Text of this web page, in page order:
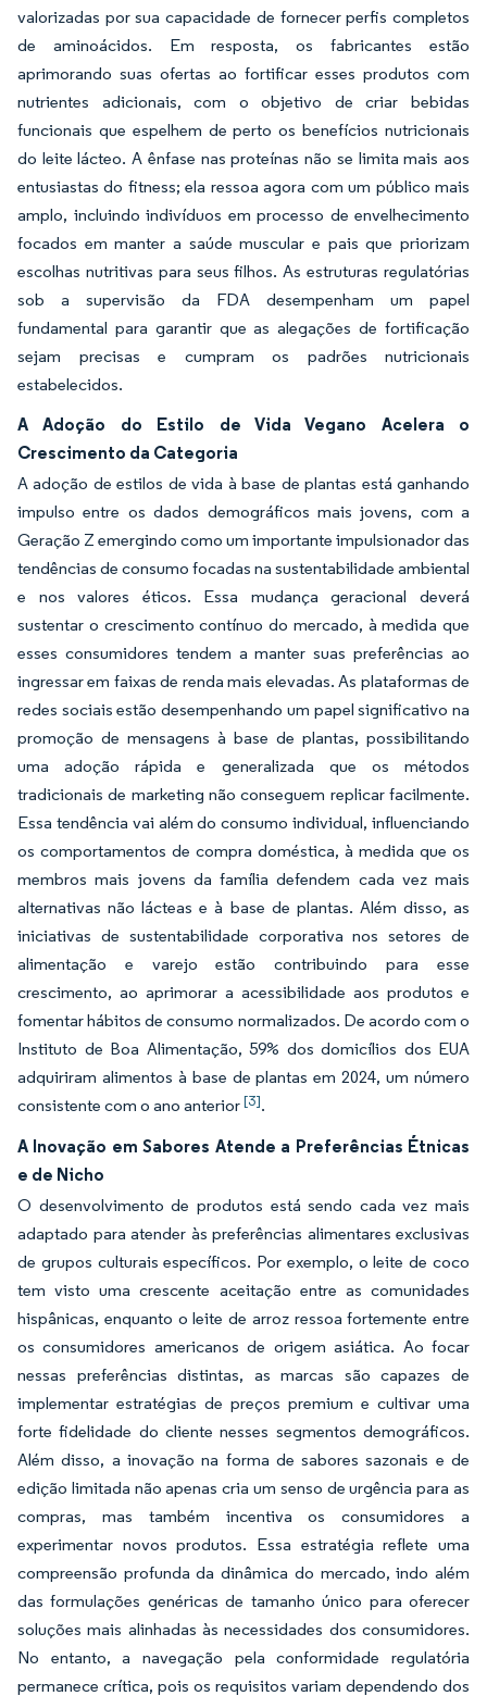
valorizadas por sua capacidade de fornecer perfis completos
de aminoácidos. Em resposta, os fabricantes estão
aprimorando suas ofertas ao fortificar esses produtos com
nutrientes adicionais, com o objetivo de criar bebidas
funcionais que espelhem de perto os benefícios nutricionais
do leite lácteo. A ênfase nas proteínas não se limita mais aos
entusiastas do fitness; ela ressoa agora com um público mais
amplo, incluindo indivíduos em processo de envelhecimento
focados em manter a saúde muscular e pais que priorizam
escolhas nutritivas para seus filhos. As estruturas regulatórias
sob a supervisão da FDA desempenham um papel
fundamental para garantir que as alegações de fortificação
sejam precisas e cumpram os padrões nutricionais
estabelecidos.
A Adoção do Estilo de Vida Vegano Acelera o
Crescimento da Categoria
A adoção de estilos de vida à base de plantas está ganhando
impulso entre os dados demográficos mais jovens, com a
Geração Z emergindo como um importante impulsionador das
tendências de consumo focadas na sustentabilidade ambiental
e nos valores éticos. Essa mudança geracional deverá
sustentar o crescimento contínuo do mercado, à medida que
esses consumidores tendem a manter suas preferências ao
ingressar em faixas de renda mais elevadas. As plataformas de
redes sociais estão desempenhando um papel significativo na
promoção de mensagens à base de plantas, possibilitando
uma adoção rápida e generalizada que os métodos
tradicionais de marketing não conseguem replicar facilmente.
Essa tendência vai além do consumo individual, influenciando
os comportamentos de compra doméstica, à medida que os
membros mais jovens da família defendem cada vez mais
alternativas não lácteas e à base de plantas. Além disso, as
iniciativas de sustentabilidade corporativa nos setores de
alimentação e varejo estão contribuindo para esse
crescimento, ao aprimorar a acessibilidade aos produtos e
fomentar hábitos de consumo normalizados. De acordo com o
Instituto de Boa Alimentação, 59% dos domicílios dos EUA
adquiriram alimentos à base de plantas em 2024, um número
consistente com o ano anterior[3].
A Inovação em Sabores Atende a Preferências Étnicas
e de Nicho
O desenvolvimento de produtos está sendo cada vez mais
adaptado para atender às preferências alimentares exclusivas
de grupos culturais específicos. Por exemplo, o leite de coco
tem visto uma crescente aceitação entre as comunidades
hispânicas, enquanto o leite de arroz ressoa fortemente entre
os consumidores americanos de origem asiática. Ao focar
nessas preferências distintas, as marcas são capazes de
implementar estratégias de preços premium e cultivar uma
forte fidelidade do cliente nesses segmentos demográficos.
Além disso, a inovação na forma de sabores sazonais e de
edição limitada não apenas cria um senso de urgência para as
compras, mas também incentiva os consumidores a
experimentar novos produtos. Essa estratégia reflete uma
compreensão profunda da dinâmica do mercado, indo além
das formulações genéricas de tamanho único para oferecer
soluções mais alinhadas às necessidades dos consumidores.
No entanto, a navegação pela conformidade regulatória
permanece crítica, pois os requisitos variam dependendo dos